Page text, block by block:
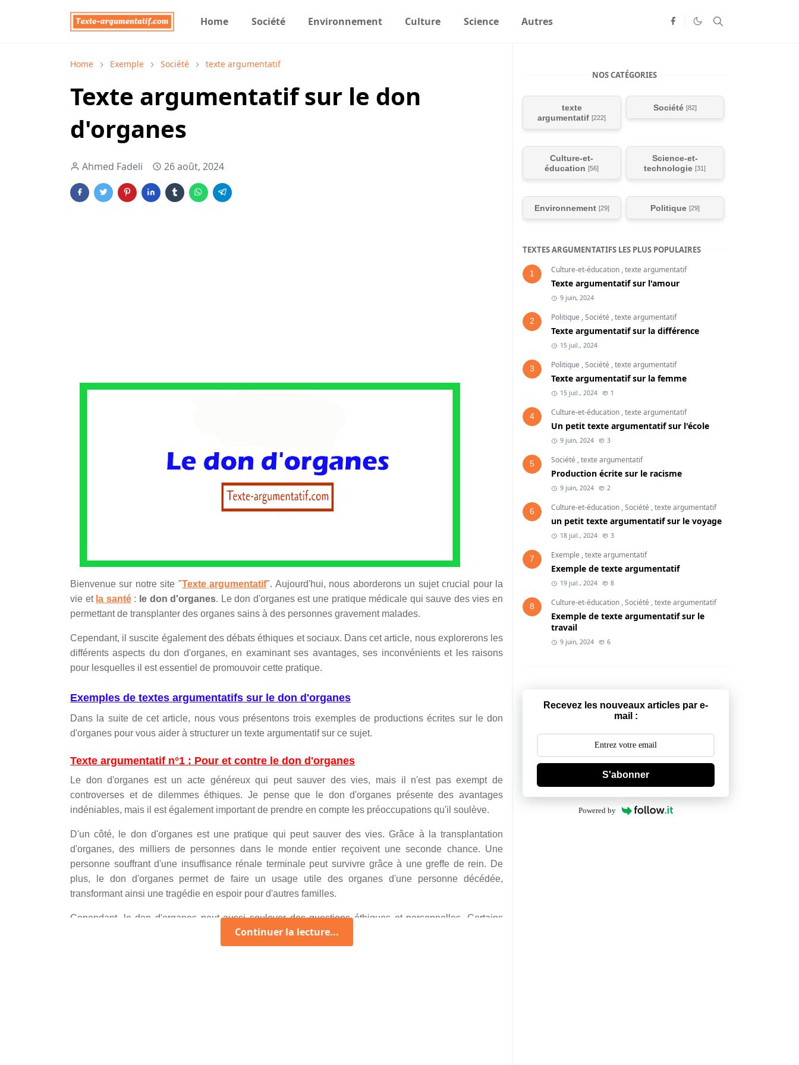
Home Société Environnement Culture Science Autres
Home Exemple Société texte argumentatif
Texte argumentatif sur le don
d'organes
Ahmed Fadeli 26 août, 2024
Bienvenue sur notre site "Texte argumentatif". Aujourd'hui, nous aborderons un sujet crucial pour la
vie et la santé: le don d'organes. Le don d'organes est une pratique médicale qui sauve des vies en
permettant de transplanter des organes sains à des personnes gravement malades.
Cependant, il suscite également des débats éthiques et sociaux. Dans cet article, nous explorerons les
différents aspects du don d'organes, en examinant ses avantages, ses inconvénients et les raisons
pour lesquelles il est essentiel de promouvoir cette pratique.
Exemples de textes argumentatifs sur le don d'organes
Dans la suite de cet article, nous vous présentons trois exemples de productions écrites sur le don
d'organes pour vous aider à structurer un texte argumentatif sur ce sujet.
Texte argumentatif n°1 : Pour et contre le don d'organes
Le don d'organes est un acte généreux qui peut sauver des vies, mais il n'est pas exempt de
controverses et de dilemmes éthiques. Je pense que le don d'organes présente des avantages
indéniables, mais il est également important de prendre en compte les préoccupations qu'il soulève.
D'un côté, le don d'organes est une pratique qui peut sauver des vies. Grâce à la transplantation
d'organes, des milliers de personnes dans le monde entier reçoivent une seconde chance. Une
personne souffrant d'une insuffisance rénale terminale peut survivre grâce à une greffe de rein. De
plus, le don d'organes permet de faire un usage utile des organes d'une personne décédée,
transformant ainsi une tragédie en espoir pour d'autres familles.
Cependant, le don d'organes peut aussi soulever des questions éthiques et personnelles. Certains
individus sont réticents à faire don de leurs organes en raison de croyances religieuses ou culturelles
qui valorisent l'intégrité du corps après la mort. D'autres peuvent craindre que leur consentement au
Continuer la lecture...
NOS CATÉGORIES
texte
argumentatif [222]
Société [82]
Culture-et-
éducation [56]
Science-et-
technologie [31]
Environnement [29] Politique [29]
TEXTES ARGUMENTATIFS LES PLUS POPULAIRES
1 Culture-et-éducation,texte argumentatif
Texte argumentatif sur l'amour
9 juin, 2024
2 Politique ,Société ,texte argumentatif
Texte argumentatif sur la différence
15 juil., 2024
3 Politique ,Société ,texte argumentatif
Texte argumentatif sur la femme
15 juil., 2024 1
4 Culture-et-éducation,texte argumentatif
Un petit texte argumentatif sur l'école
9 juin, 2024 3
5 Société ,texte argumentatif
Production écrite sur le racisme
9 juin, 2024 2
6 Culture-et-éducation,Société ,texte argumentatif
un petit texte argumentatif sur le voyage
18 juil., 2024 3
7 Exemple ,texte argumentatif
Exemple de texte argumentatif
19 juil., 2024 8
8 Culture-et-éducation,Société ,texte argumentatif
Exemple de texte argumentatif sur le
travail
9 juin, 2024 6
Recevez les nouveaux articles par e-
mail :
S'abonner
Powered by